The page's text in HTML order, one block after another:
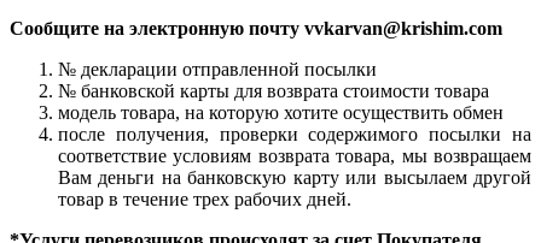
Сообщите на электронную почту vvkarvan@krishim.com
№ декларации отправленной посылки
№ банковской карты для возврата стоимости товара
модель товара, на которую хотите осуществить обмен
после получения, проверки содержимого посылки на
соответствие условиям возврата товара, мы возвращаем
Вам деньги на банковскую карту или высылаем другой
товар в течение трех рабочих дней.